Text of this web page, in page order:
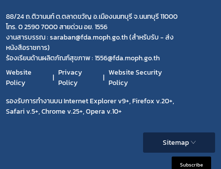
88/24 ถ.ติวานนท์ ต.ตลาดขวัญ อ.เมืองนนทบุรี จ.นนทบุรี 11000
โทร. 0 2590 7000 สายด่วน อย. 1556
งานสารบรรณ : saraban@fda.moph.go.th (สำหรับรับ - ส่ง
หนังสือราชการ)
ร้องเรียนด้านผลิตภัณฑ์สุขภาพ : 1556@fda.moph.go.th
Website
Policy
Privacy
Policy
Website Security
Policy
รองรับการทำงานบน Internet Explorer v9+, Firefox v.20+,
Safari v.5+, Chrome v.25+, Opera v.10+
Sitemap
Subscribe